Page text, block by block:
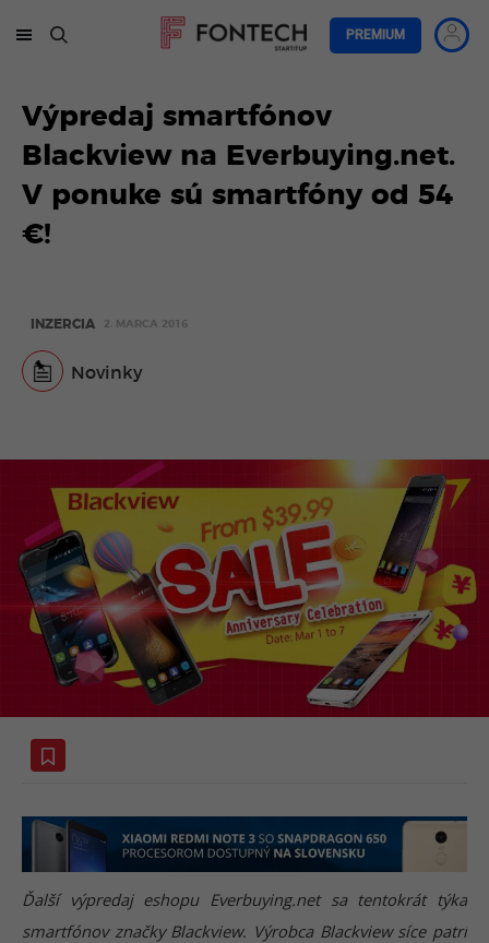
PREMIUM
Výpredaj smartfónov
Blackview na Everbuying.net.
V ponuke sú smartfóny od 54
€!
INZERCIA 2. MARCA 2016
Novinky
Ďalší výpredaj eshopu Everbuying.net sa tentokrát týka
smartfónov značky Blackview. Výrobca Blackview síce patrí